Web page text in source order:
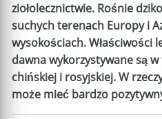
ziołolecznictwie. Rośnie
suchych terenach Europy i
wysokościach. Właściwości
dawna wykorzystywane są
chińskiej i rosyjskiej. W
może mieć bardzo